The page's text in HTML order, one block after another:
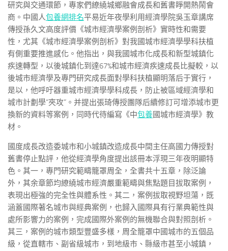
研究與交通環節，專家們繚繞城鄉融會成長和舊書睜開熱鬧會
商。中國人包養網排名平易近年夜學利用經濟學院吳玉章講席
傳授孫久文高度評價《城市經濟學案例剖析》實時性和需要
性，尤其《城市經濟學案例剖析》對我國城市經濟學學科扶植
有側重要推進感化。他指出，與我國城市化成長和新型城鎮化
疾速轉型，以後城鎮化到達67%和城市經濟疾速成長比擬較，以
後城市經濟學及專門研究成長面對學科扶植顯明落后于實行，
是以，他呼吁器重城市經濟學學科成長，防止被區域經濟學和
城市計劃學“夾攻”。并提出張琦傳授團隊后續修訂可增添城市更
換新的資料等案例，同時代待編寫《中包養國城市經濟學》教
材。
國度成長改造委城市和小城鎮改造成長中間主任高國力傳授對
舊書停止點評，他從經濟學角度提出該冊本浮現三年夜明顯特
色。其一，專門研究範疇籠罩周全，全書共十五章，除泛論
外，其余章節均繚繞城市經濟嚴重範疇與焦點題目拔取案例，
表現出極強的完全性與體系性。其二，案例拔取視野坦蕩，既
涵蓋國際著名城市與經典案例，也歸入國際具有行業典範性與
處所影響力的案例，完成國際外案例的無機聯合與對照剖析。
其三，案例的城市類型豐盛多樣，周全籠罩中國城市的五個品
級，從直轄市、副省級城市，到地級市、縣級市甚至小城鎮，